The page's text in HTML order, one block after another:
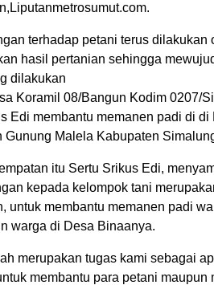
terhadap petani terus dilakukan
hasil pertanian sehingga
dilakukan
Koramil 08/Bangun Kodim 0207/
Edi membantu memanen padi di
Gunung Malela Kabupaten
itu Sertu Srikus Edi,
kepada kelompok tani
untuk membantu memanen padi
warga di Desa Binaanya.
merupakan tugas kami sebagai
membantu para petani maupun